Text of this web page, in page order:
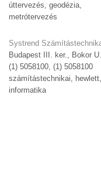
úttervezés, geodézia,
metrótervezés
Systrend
Budapest III. ker., Bokor
(1) 5058100, (1) 5058100
számítástechnikai, hewlett,
informatika